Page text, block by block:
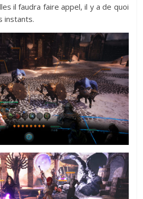
il faudra faire appel, il y a de quoi
instants.